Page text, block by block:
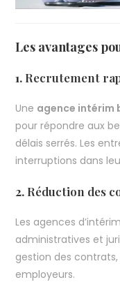
Les avantages
1. Recrutement
Une agence intérim
pour répondre aux
délais serrés. Les
interruptions dans
2. Réduction des
Les agences
administratives et
gestion des
employeurs.